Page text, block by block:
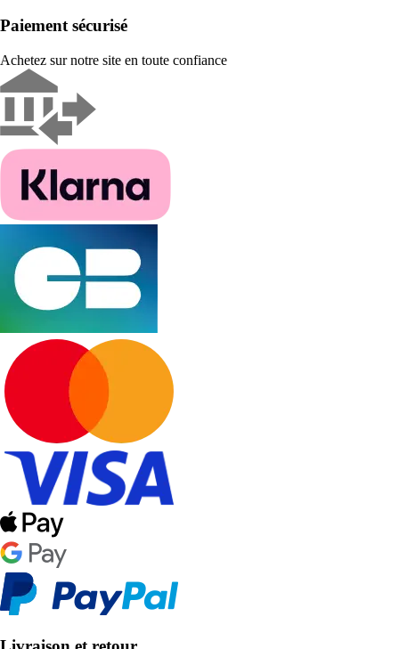
Paiement sécurisé
Achetez sur notre site en toute confiance